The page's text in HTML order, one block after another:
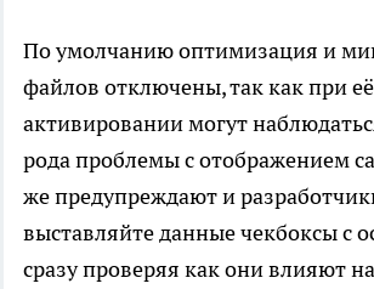
По умолчанию оптимизация и
файлов отключены, так как при её
активировании могут
рода проблемы с отображением
же предупреждают и
выставляйте данные чекбоксы с
сразу проверяя как они влияют